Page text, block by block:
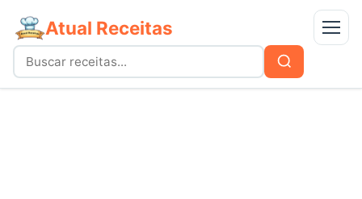
Atual Receitas Menu
Buscar
por:
Buscar